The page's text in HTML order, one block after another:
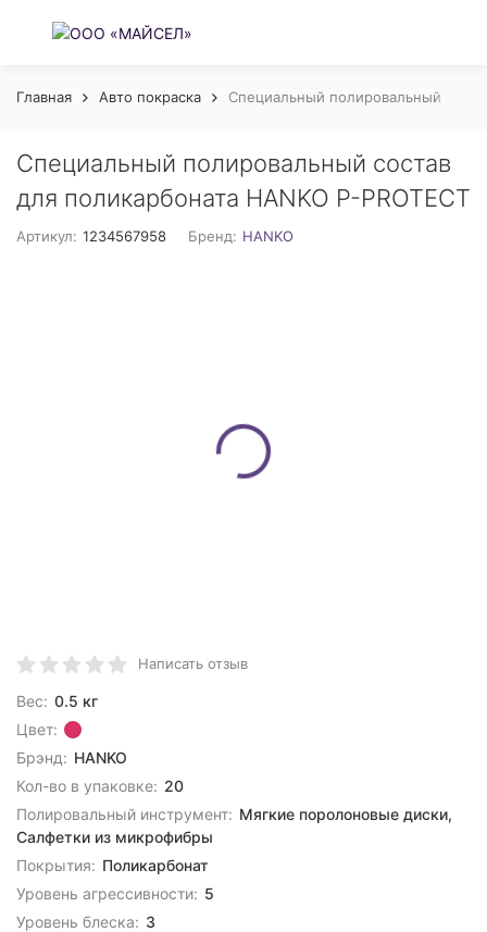
Главная Авто покраска Специальный полировальный
Специальный полировальный состав
для поликарбоната HANKO P-PROTECT
Артикул: 1234567958 Бренд: HANKO
Написать отзыв
Вес: 0.5 кг
Цвет:
Брэнд: HANKO
Кол-во в упаковке: 20
Полировальный инструмент: Мягкие поролоновые диски,
Салфетки из микрофибры
Покрытия: Поликарбонат
Уровень агрессивности: 5
Уровень блеска: 3